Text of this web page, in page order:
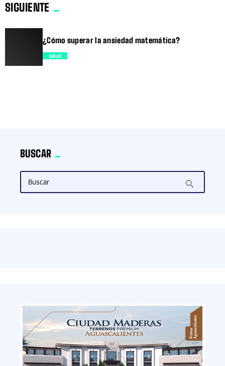
trending_flat
SIGUIENTE
¿Cómo superar la ansiedad matemática?
Salud
BUSCAR
Buscar search